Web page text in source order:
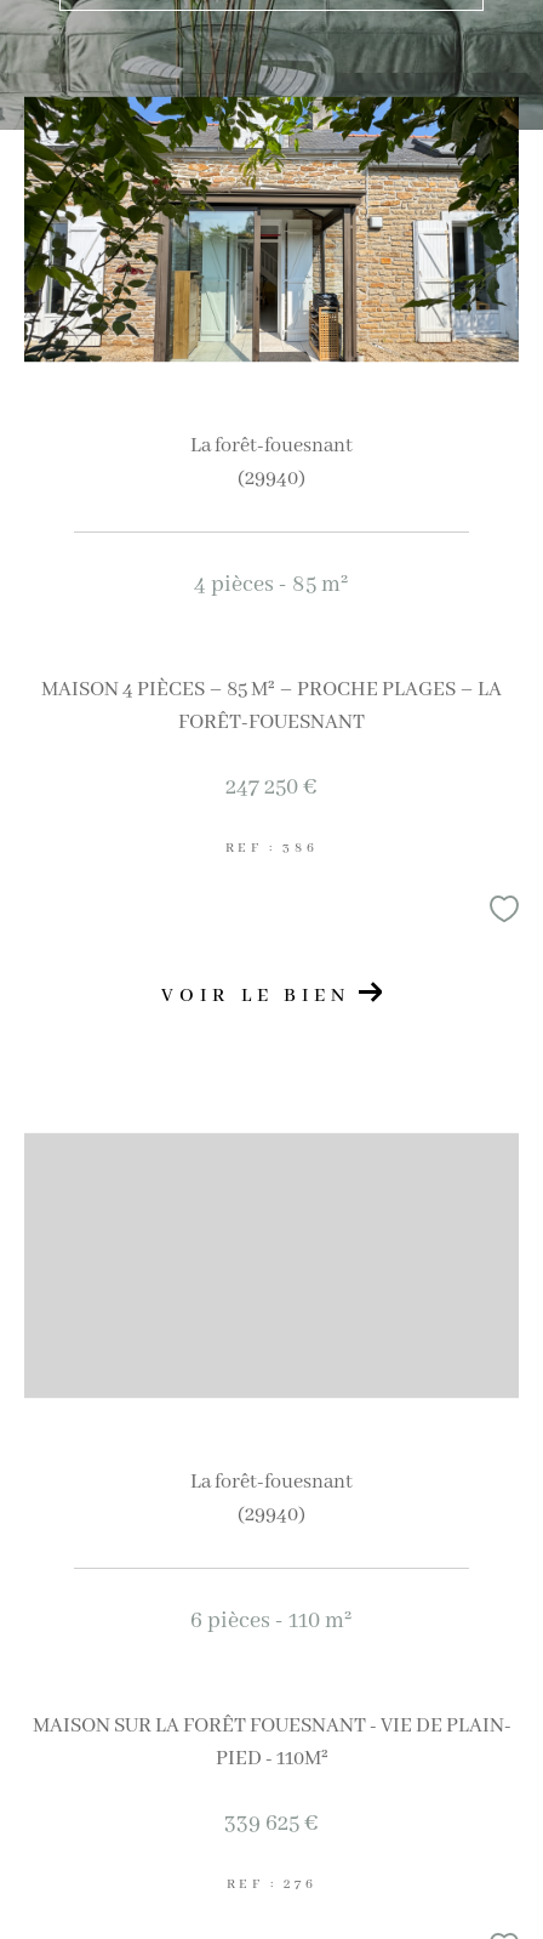
la forêt-fouesnant
(29940)
4 pièces - 85 m²
MAISON 4 PIÈCES – 85 M² – PROCHE PLAGES – LA
FORÊT-FOUESNANT
247 250 €
REF : 386
VOIR LE BIEN
la forêt-fouesnant
(29940)
6 pièces - 110 m²
MAISON SUR LA FORÊT FOUESNANT - VIE DE PLAIN-
PIED - 110M²
339 625 €
REF : 276
Ville
Budget
Budget
Surface
Surface
Pièces
AFFINER LES CRITÈRES
FILTRER PAR
Exclusivités